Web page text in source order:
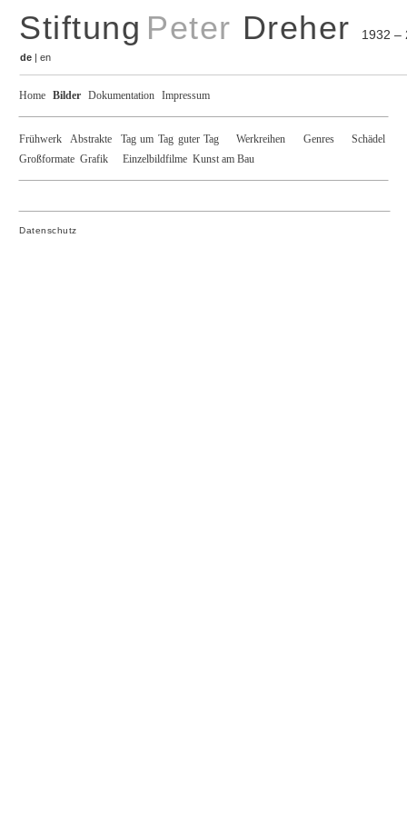
Stiftung Peter Dreher 1932 –
de | en
Home Bilder Dokumentation Impressum
Frühwerk Abstrakte Tag um Tag guter Tag Werkreihen Genres
Schädel
Großformate Grafik Einzelbildfilme Kunst am Bau
Datenschutz